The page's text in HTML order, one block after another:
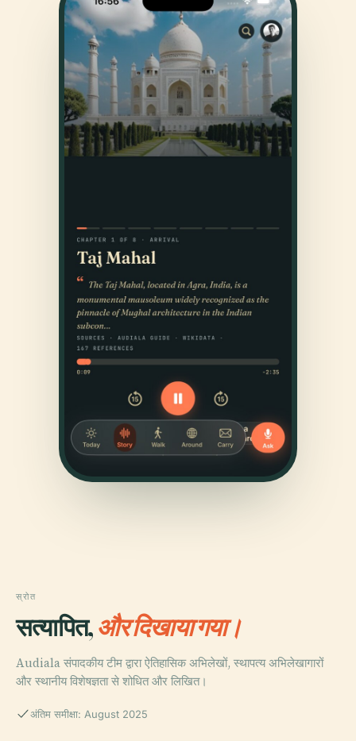
स्रोत
सत्यापित,और दिखाया गया।
Audiala संपादकीय टीम द्वारा ऐतिहासिक अभिलेखों, स्थापत्य अभिलेखागारों
और स्थानीय विशेषज्ञता से शोधित और लिखित।
अंतिम समीक्षा: August 2025